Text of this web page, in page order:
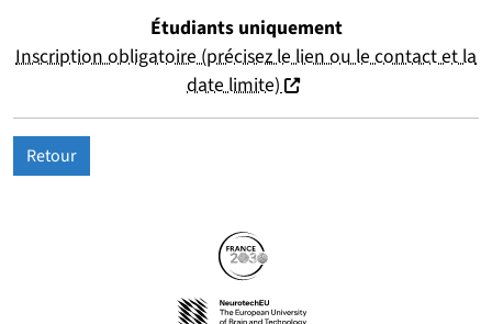
Étudiants uniquement
Inscription obligatoire (précisez le lien ou le contact et la
date limite) (nouvelle fenêtre)
Retour
(nouvelle fenêtre)